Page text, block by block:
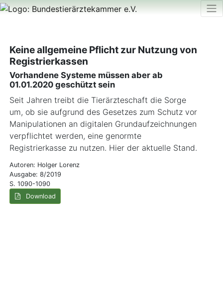
Keine allgemeine Pflicht zur Nutzung von
Registrierkassen
Vorhandene Systeme müssen aber ab
01.01.2020 geschützt sein
Seit Jahren treibt die Tierärzteschaft die Sorge
um, ob sie aufgrund des Gesetzes zum Schutz vor
Manipulationen an digitalen Grundaufzeichnungen
verpflichtet werden, eine genormte
Registrierkasse zu nutzen. Hier der aktuelle Stand.
Autoren: Holger Lorenz
Ausgabe: 8/2019
S. 1090-1090
Download